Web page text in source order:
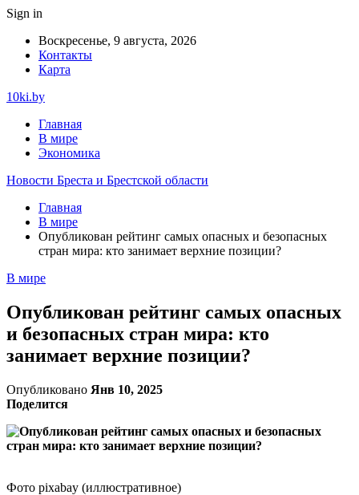
Sign in
Воскресенье, 9 августа, 2026
Контакты
Карта
10ki.by
Главная
В мире
Экономика
Новости Бреста и Брестской области
Главная
В мире
Опубликован рейтинг самых опасных и безопасных
стран мира: кто занимает верхние позиции?
В мире
Опубликован рейтинг самых опасных
и безопасных стран мира: кто
занимает верхние позиции?
Опубликовано Янв 10, 2025
Поделится
Фото pixabay (иллюстративное)